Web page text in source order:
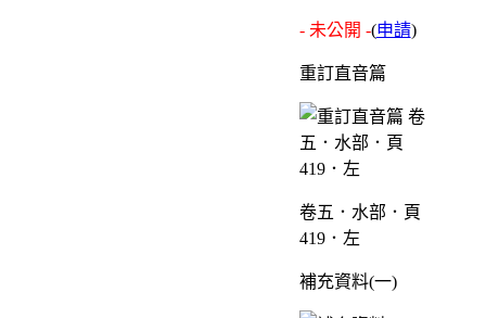
- 未公開 -(申請)
重訂直音篇
卷五．水部．頁
419．左
補充資料(一)